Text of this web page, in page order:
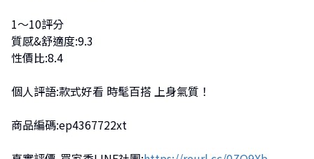
1～10評分
質感&舒適度:9.3
性價比:8.4
個人評語:款式好看 時髦百搭 上身氣質！
商品編碼:ep4367722xt